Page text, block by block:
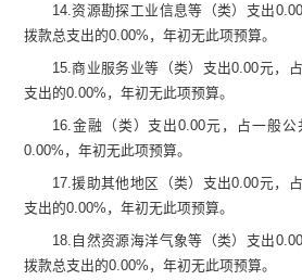
14.资源勘探工业信息等（类）支出0.00
拨款总支出的0.00% ，年初无此项预算。
15.商业服务业等（类）支出0.00元，
支出的0.00% ，年初无此项预算。
16.金融（类）支出0.00元 ，占一般
0.00% ，年初无此项预算。
17.援助其他地区（类）支出0.00元，
支出的0.00% ，年初无此项预算。
18. 自然资源海洋气象等（类）支出0.00
拨款总支出的0.00% ，年初无此项预算。